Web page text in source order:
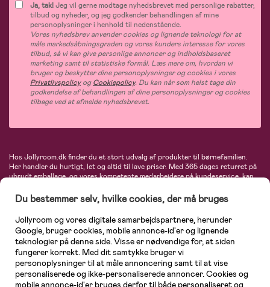
Ja, tak!Jeg vil gerne modtage nyhedsbrevet med personlige rabatter,
tilbud og nyheder, og jeg godkender behandlingen af mine
personoplysninger i henhold til nedenstående.
Vores nyhedsbrev anvender cookies og lignende teknologi for at
måle markedsåbningsgraden og vores kunders interesse for vores
tilbud, så vi kan give personlige annoncer og indholdsbaseret
marketing samt til statistiske formål. Læs mere om, hvordan vi
bruger og beskytter dine personoplysninger og cookies i vores
PrivatlivspolicyogCookiepolicy. Du kan når som helst tage din
godkendelse af behandlingen af dine personoplysninger og cookies
tilbage ved at afmelde nyhedsbrevet.
Hos Jollyroom.dk finder du et stort udvalg af produkter til børnefamilien.
Her handler du hurtigt, let og altid til lave priser. Med 365 dages returret på
ubrudt emballage, og vores kompetente medarbejdere på kundeservice, kan
barnevogne, autostole, børne- og babytøj, produkter til gravide og ammende
mødre, indretning og inspiration, legetøj, babyudstyr og meget mere. Vi
tilbyder produkter fra velkendte varemærker som Britax, Maxi-Cosi, Baby
Jogger, BabyBjörn, Didriksons, KidKraft, Ergobaby, Phillips Avent, Neonate,
Cybex, LEGO og mange flere. Kort sagt - et kæmpe sortiment venter på dig!
Du bestemmer selv, hvilke cookies, der må bruges
Jollyroom og vores digitale samarbejdspartnere, herunder
Google, bruger cookies, mobile annonce-id'er og lignende
teknologier på denne side. Visse er nødvendige for, at siden
fungerer korrekt. Med dit samtykke bruger vi
personoplysninger til at måle annoncering samt til at vise
personaliserede og ikke-personaliserede annoncer. Cookies og
mobile annonce-id'er bruges derfor til både personaliseret og